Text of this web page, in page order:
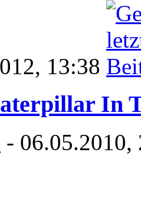
13:38
In
- 06.05.2010,